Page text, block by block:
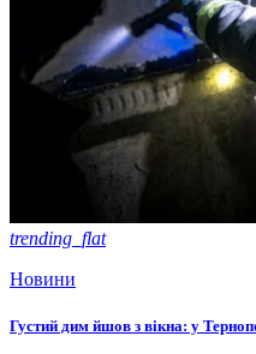
trending_flat
Новини
Густий дим йшов з вікна: у